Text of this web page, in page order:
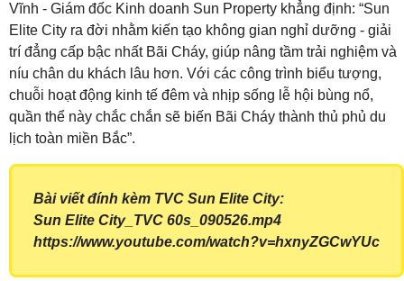
Vĩnh - Giám đốc Kinh doanh Sun Property khẳng định: “Sun
Elite City ra đời nhằm kiến tạo không gian nghỉ dưỡng - giải
trí đẳng cấp bậc nhất Bãi Cháy, giúp nâng tầm trải nghiệm và
níu chân du khách lâu hơn. Với các công trình biểu tượng,
chuỗi hoạt động kinh tế đêm và nhịp sống lễ hội bùng nổ,
quần thể này chắc chắn sẽ biến Bãi Cháy thành thủ phủ du
lịch toàn miền Bắc”.
Bài viết đính kèm TVC Sun Elite City:
Sun Elite City_TVC 60s_090526.mp4
https://www.youtube.com/watch?v=hxnyZGCwYUc